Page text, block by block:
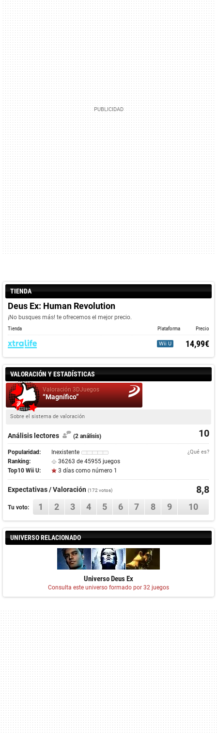
TIENDA
Deus Ex: Human Revolution
¡No busques más! te ofrecemos el mejor precio.
Tienda Plataforma Precio
Wii U 14,99€
VALORACIÓN Y ESTADÍSTICAS
Valoración 3DJuegos
“Magnífico”
Sobre el sistema de valoración
10
Análisis lectores (2 análisis)
Popularidad: Inexistente ¿Qué es?
Ranking:
36263 de 45955 juegos
Top10 Wii U:
3 días como número 1
Expectativas / Valoración (172 votos) 8,8
Tu voto: 1 2 3 4 5 6 7 8 9 10
UNIVERSO RELACIONADO
Universo Deus Ex
Consulta este universo formado por 32 juegos